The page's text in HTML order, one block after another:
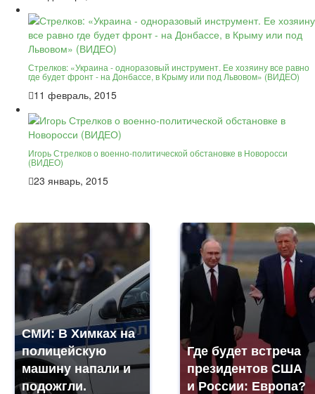
Стрелков: «Украина - одноразовый инструмент. Ее хозяину все равно
где будет фронт - на Донбассе, в Крыму или под Львовом» (ВИДЕО)
11 февраль, 2015
Игорь Стрелков о военно-политической обстановке в Новоросси
(ВИДЕО)
23 январь, 2015
СМИ: В Химках на
полицейскую
машину напали и
подожгли.
Где будет встреча
президентов США
и России: Европа?